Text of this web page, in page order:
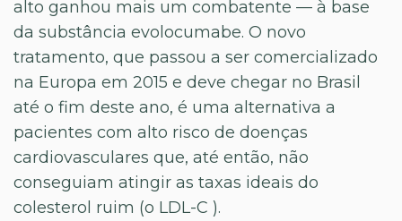
alto ganhou mais um combatente — à base
da substância evolocumabe. O novo
tratamento, que passou a ser comercializado
na Europa em 2015 e deve chegar no Brasil
até o fim deste ano, é uma alternativa a
pacientes com alto risco de doenças
cardiovasculares que, até então, não
conseguiam atingir as taxas ideais do
colesterol ruim (o LDL-C ).